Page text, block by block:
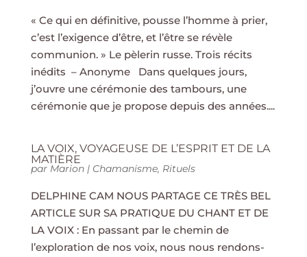
« Ce qui en définitive, pousse l’homme à prier,
c’est l’exigence d’être, et l’être se révèle
communion. » Le pèlerin russe. Trois récits
inédits – Anonyme Dans quelques jours,
j’ouvre une cérémonie des tambours, une
cérémonie que je propose depuis des années....
LA VOIX, VOYAGEUSE DE L’ESPRIT ET DE LA
MATIÈRE
par Marion| Chamanisme, Rituels
DELPHINE CAM NOUS PARTAGE CE TRÈS BEL
ARTICLE SUR SA PRATIQUE DU CHANT ET DE
LA VOIX : En passant par le chemin de
l’exploration de nos voix, nous nous rendons-